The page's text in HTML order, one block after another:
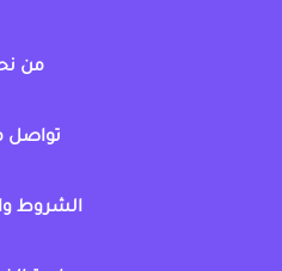
من
تواصل
الشروط